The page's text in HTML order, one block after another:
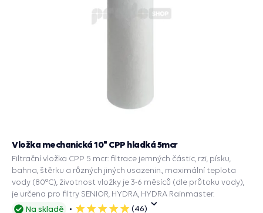
Na skladě
5
(46)
Vložka mechanická 10" CPP hladká 5mcr
Filtrační vložka CPP 5 mcr: filtrace jemných částic, rzi, písku,
bahna, štěrku a různých jiných usazenin., maximální teplota
vody (80°C), životnost vložky je 3-6 měsíců (dle průtoku vody),
je určena pro filtry SENIOR, HYDRA, HYDRA Rainmaster.